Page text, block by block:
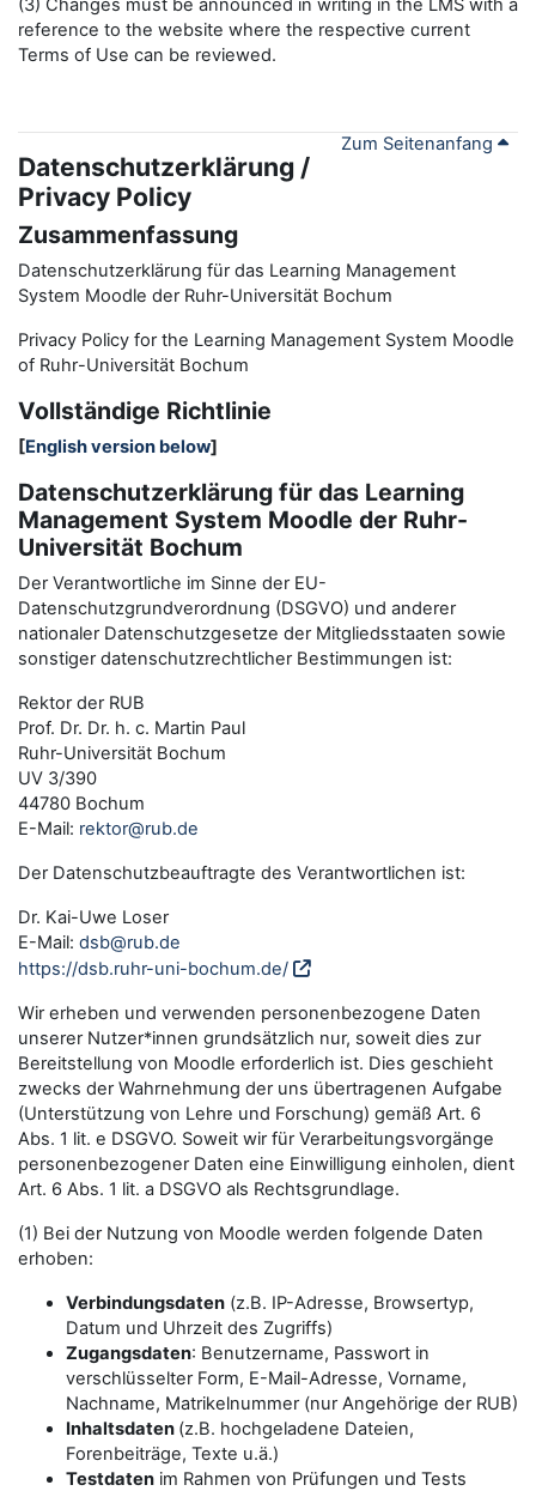
(3) Changes must be announced in writing in the LMS with a
reference to the website where the respective current
Terms of Use can be reviewed.
Zum Seitenanfang
Datenschutzerklärung /
Privacy Policy
Zusammenfassung
Datenschutzerklärung für das Learning Management
System Moodle der Ruhr-Universität Bochum
Privacy Policy for the Learning Management System Moodle
of Ruhr-Universität Bochum
Vollständige Richtlinie
[English version below]
Datenschutzerklärung für das Learning
Management System Moodle der Ruhr-
Universität Bochum
Der Verantwortliche im Sinne der EU-
Datenschutzgrundverordnung (DSGVO) und anderer
nationaler Datenschutzgesetze der Mitgliedsstaaten sowie
sonstiger datenschutzrechtlicher Bestimmungen ist:
Rektor der RUB
Prof. Dr. Dr. h. c. Martin Paul
Ruhr-Universität Bochum
UV 3/390
44780 Bochum
E-Mail: rektor@rub.de
Der Datenschutzbeauftragte des Verantwortlichen ist:
Dr. Kai-Uwe Loser
E-Mail: dsb@rub.de
https://dsb.ruhr-uni-bochum.de/
Wir erheben und verwenden personenbezogene Daten
unserer Nutzer*innen grundsätzlich nur, soweit dies zur
Bereitstellung von Moodle erforderlich ist. Dies geschieht
zwecks der Wahrnehmung der uns übertragenen Aufgabe
(Unterstützung von Lehre und Forschung) gemäß Art. 6
Abs. 1 lit. e DSGVO. Soweit wir für Verarbeitungsvorgänge
personenbezogener Daten eine Einwilligung einholen, dient
Art. 6 Abs. 1 lit. a DSGVO als Rechtsgrundlage.
(1) Bei der Nutzung von Moodle werden folgende Daten
erhoben:
Verbindungsdaten (z.B. IP-Adresse, Browsertyp,
Datum und Uhrzeit des Zugriffs)
Zugangsdaten: Benutzername, Passwort in
verschlüsselter Form, E-Mail-Adresse, Vorname,
Nachname, Matrikelnummer (nur Angehörige der RUB)
Inhaltsdaten (z.B. hochgeladene Dateien,
Forenbeiträge, Texte u.ä.)
Testdaten im Rahmen von Prüfungen und Tests